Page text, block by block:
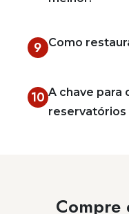
9 Como
10 A chave para
reservatórios
Compre